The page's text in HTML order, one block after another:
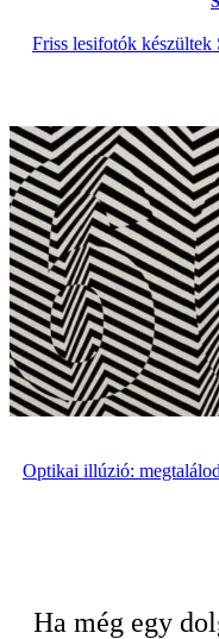
Friss lesifotók
Optikai illúzió:
Ha még egy